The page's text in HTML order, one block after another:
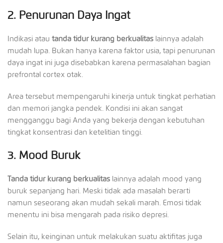
2. Penurunan Daya Ingat
Indikasi atau tanda tidur kurang berkualitas lainnya adalah
mudah lupa. Bukan hanya karena faktor usia, tapi penurunan
daya ingat ini juga disebabkan karena permasalahan bagian
prefrontal cortex otak.
Area tersebut mempengaruhi kinerja untuk tingkat perhatian
dan memori jangka pendek. Kondisi ini akan sangat
mengganggu bagi Anda yang bekerja dengan kebutuhan
tingkat konsentrasi dan ketelitian tinggi.
3. Mood Buruk
Tanda tidur kurang berkualitas lainnya adalah mood yang
buruk sepanjang hari. Meski tidak ada masalah berarti
namun seseorang akan mudah sekali marah. Emosi tidak
menentu ini bisa mengarah pada risiko depresi.
Selain itu, keinginan untuk melakukan suatu aktifitas juga